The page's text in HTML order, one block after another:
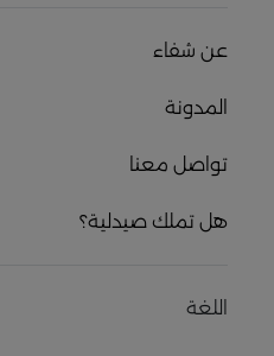
عن شفاء
المدونة
تواصل معنا
هل تملك صيدلية؟
اللغة